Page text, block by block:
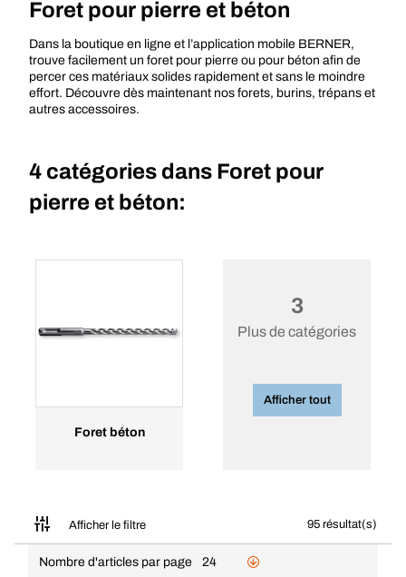
Foret pour pierre et béton
Dans la boutique en ligne et l’application mobile BERNER,
trouve facilement un foret pour pierre ou pour béton afin de
percer ces matériaux solides rapidement et sans le moindre
effort. Découvre dès maintenant nos forets, burins, trépans et
autres accessoires.
4 catégories dans Foret pour
pierre et béton:
Foret béton
3
Plus de catégories
Afficher tout
Afficher le filtre 95 résultat(s)
Nombre d'articles par page
24